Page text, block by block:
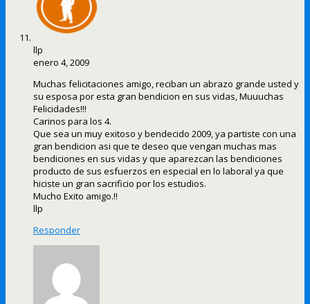
llp
enero 4, 2009
Muchas felicitaciones amigo, reciban un abrazo grande usted y
su esposa por esta gran bendicion en sus vidas, Muuuchas
Felicidades!!!
Carinos para los 4.
Que sea un muy exitoso y bendecido 2009, ya partiste con una
gran bendicion asi que te deseo que vengan muchas mas
bendiciones en sus vidas y que aparezcan las bendiciones
producto de sus esfuerzos en especial en lo laboral ya que
hiciste un gran sacrificio por los estudios.
Mucho Exito amigo.!!
llp
Responder